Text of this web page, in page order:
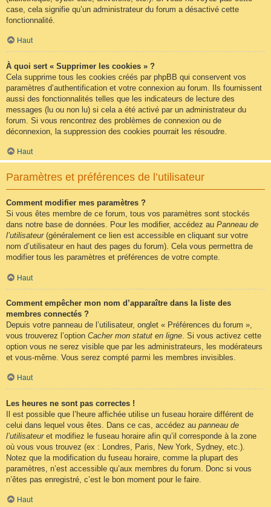
case, cela signifie qu’un administrateur du forum a désactivé cette
fonctionnalité.
Haut
À quoi sert « Supprimer les cookies » ?
Cela supprime tous les cookies créés par phpBB qui conservent vos
paramètres d’authentification et votre connexion au forum. Ils fournissent
aussi des fonctionnalités telles que les indicateurs de lecture des
messages (lu ou non lu) si cela a été activé par un administrateur du
forum. Si vous rencontrez des problèmes de connexion ou de
déconnexion, la suppression des cookies pourrait les résoudre.
Haut
Paramètres et préférences de l’utilisateur
Comment modifier mes paramètres ?
Si vous êtes membre de ce forum, tous vos paramètres sont stockés
dans notre base de données. Pour les modifier, accédez au Panneau de
l’utilisateur(généralement ce lien est accessible en cliquant sur votre
nom d’utilisateur en haut des pages du forum). Cela vous permettra de
modifier tous les paramètres et préférences de votre compte.
Haut
Comment empêcher mon nom d’apparaître dans la liste des
membres connectés ?
Depuis votre panneau de l’utilisateur, onglet « Préférences du forum »,
vous trouverez l’option Cacher mon statut en ligne . Si vous activez cette
option vous ne serez visible que par les administrateurs, les modérateurs
et vous-même. Vous serez compté parmi les membres invisibles.
Haut
Les heures ne sont pas correctes !
Il est possible que l’heure affichée utilise un fuseau horaire différent de
celui dans lequel vous êtes. Dans ce cas, accédez au panneau de
l’utilisateuret modifiez le fuseau horaire afin qu’il corresponde à la zone
où vous vous trouvez (ex : Londres, Paris, New York, Sydney, etc.).
Notez que la modification du fuseau horaire, comme la plupart des
paramètres, n’est accessible qu’aux membres du forum. Donc si vous
n’êtes pas enregistré, c’est le bon moment pour le faire.
Haut